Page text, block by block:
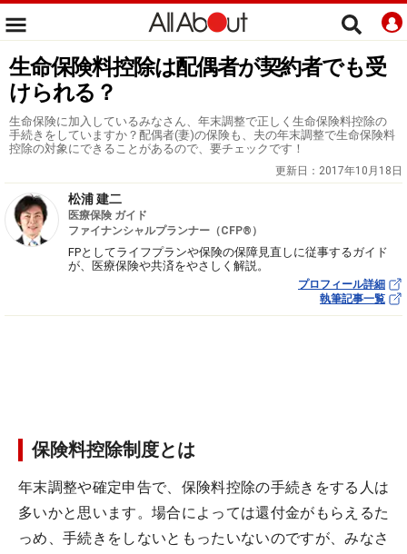
生命保険料控除は配偶者が契約者でも受
けられる？
生命保険に加入しているみなさん、年末調整で正しく生命保険料控除の
手続きをしていますか？配偶者(妻)の保険も、夫の年末調整で生命保険料
控除の対象にできることがあるので、要チェックです！
更新日： 2017年10月18日
松浦 建二
医療保険 ガイド
ファイナンシャルプランナー（CFP®）
FPとしてライフプランや保険の保障見直しに従事するガイド
が、医療保険や共済をやさしく解説。
プロフィール詳細
執筆記事一覧
保険料控除制度とは
年末調整や確定申告で、保険料控除の手続きをする人は
多いかと思います。場合によっては還付金がもらえるた
っめ、手続きをしないともったいないのですが、みなさ